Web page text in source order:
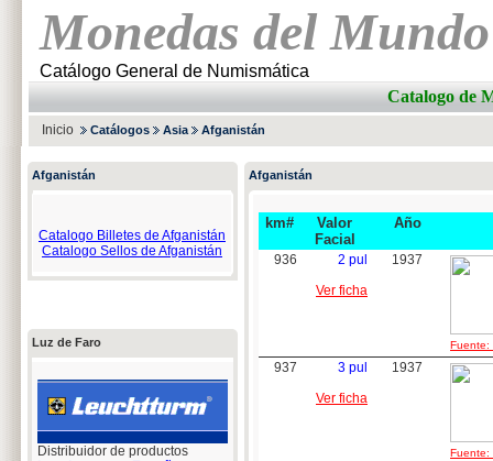
Monedas del Mundo
Catálogo General de Numismática
Catalogo de
Inicio Catálogos Asia Afganistán
Afganistán
Catalogo Billetes de Afganistán
Catalogo Sellos de Afganistán
Luz de Faro
Distribuidor de productos
Afganistán
km#
Valor
Facial
Año
936
2 pul
Ver ficha
1937
Fuente:
937
3 pul
Ver ficha
1937
Fuente: